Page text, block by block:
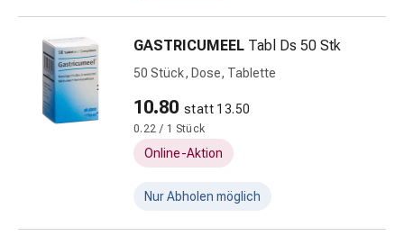
&
Parasiten
Mücken-
Zeckenschutz
Wurmmittel
Rezeptpflichtige
Medikamente
GASTRICUMEEL Tabl Ds 50 Stk
50 Stück, Dose, Tablette
10.80 statt 13.50
0.22 / 1 Stück
Online-Aktion
Nur Abholen möglich